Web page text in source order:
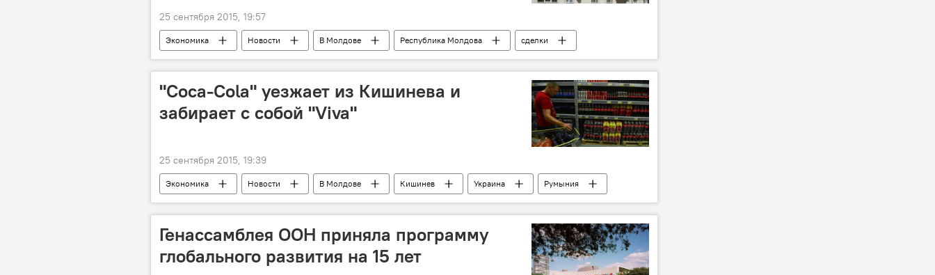
25 сентября 2015, 19:57
Экономика Новости В Молдове Республика Молдова
сделки
недвижимость
ипотека
"Сoca-Cola" уезжает из Кишинева и
забирает с собой "Viva"
25 сентября 2015, 19:39
Экономика Новости В Молдове Кишинев Украина
Румыния
Республика Молдова
Генассамблея ООН приняла программу
глобального развития на 15 лет